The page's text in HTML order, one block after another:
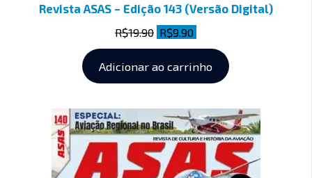
Revista ASAS – Edição 143 (Versão Digital)
R$19.90 R$9.90
Adicionar ao carrinho